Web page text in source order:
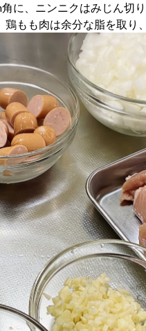
に、ニンニクはみじん切
もも肉は余分な脂を取り